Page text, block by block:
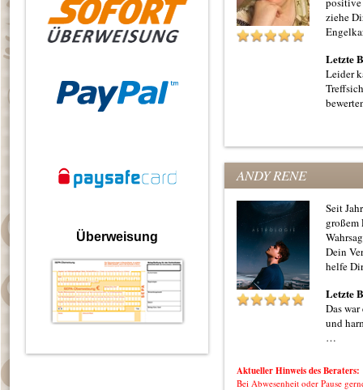
Überweisung
ziehe
Letzte
Leider
ANDY RENE
Seit
großem
Dein
helfe
Letzte
Das
und
…
Aktueller Hinweis des Beraters:
Bei Abwesenheit oder Pause